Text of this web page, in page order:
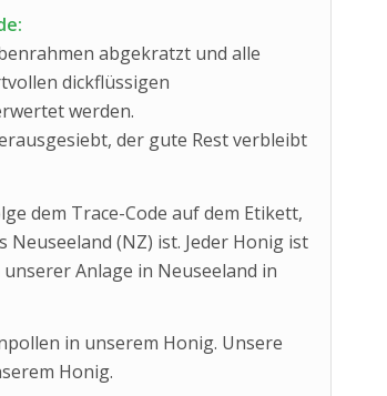
abgekratzt und alle
dickflüssigen
werden.
der gute Rest verbleibt
dem Trace-Code auf dem Etikett,
(NZ) ist. Jeder Honig ist
Anlage in Neuseeland in
in unserem Honig. Unsere
Honig.